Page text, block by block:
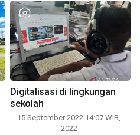
Digitalisasi di lingkungan
sekolah
15 September 2022 14:07 WIB,
2022